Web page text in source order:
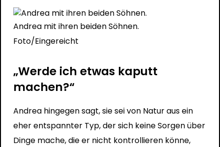
Andrea mit ihren beiden Söhnen.
Foto/Eingereicht
„Werde ich etwas kaputt
machen?“
Andrea hingegen sagt, sie sei von Natur aus ein
eher entspannter Typ, der sich keine Sorgen über
Dinge mache, die er nicht kontrollieren könne,